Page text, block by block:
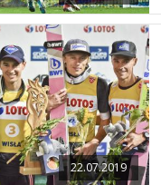
22.07.2019